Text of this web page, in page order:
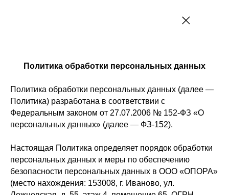
Политика обработки персональных данных
Политика обработки персональных данных (далее —
Политика) разработана в соответствии с
Федеральным законом от 27.07.2006 № 152-ФЗ «О
персональных данных» (далее — ФЗ-152).
Настоящая Политика определяет порядок обработки
персональных данных и меры по обеспечению
безопасности персональных данных в ООО «ОПОРА»
(место нахождения: 153008, г. Иваново, ул.